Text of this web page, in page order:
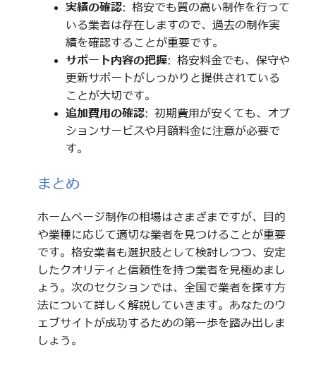
実績の確認: 格安でも質の高い制作を行って
いる業者は存在しますので、過去の制作実
績を確認することが重要です。
サポート内容の把握: 格安料金でも、保守や
更新サポートがしっかりと提供されている
ことが大切です。
追加費用の確認: 初期費用が安くても、オプ
ションサービスや月額料金に注意が必要で
す。
まとめ
ホームページ制作の相場はさまざまですが、目的
や業種に応じて適切な業者を見つけることが重要
です。格安業者も選択肢として検討しつつ、安定
したクオリティと信頼性を持つ業者を見極めまし
ょう。次のセクションでは、全国で業者を探す方
法について詳しく解説していきます。あなたのウ
ェブサイトが成功するための第一歩を踏み出しま
しょう。